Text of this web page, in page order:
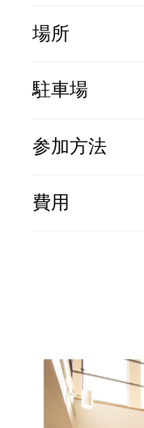
場所
駐車場
参加方法
費用